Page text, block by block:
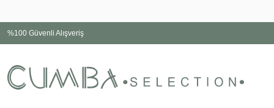
%100 Güvenli Alışveriş